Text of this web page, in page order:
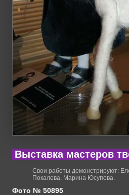
Выставка мастеров
Свои работы демонстрируют:
Покалева, Марина Юсупова.
Фото № 50895